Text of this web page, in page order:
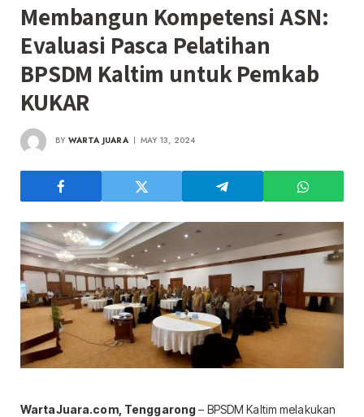
Membangun Kompetensi ASN:
Evaluasi Pasca Pelatihan
BPSDM Kaltim untuk Pemkab
KUKAR
BY WARTA JUARA MAY 13, 2024
WartaJuara.com, Tenggarong– BPSDM Kaltim melakukan